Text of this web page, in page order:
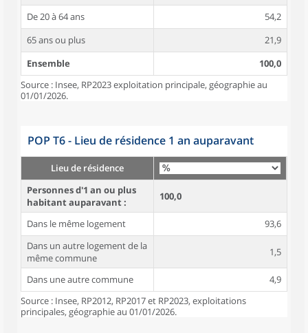
De 20 à 64 ans
54,2
65 ans ou plus
21,9
Ensemble
100,0
Source : Insee, RP2023 exploitation principale, géographie au
01/01/2026.
POP T6 - Lieu de résidence 1 an auparavant
Lieu de résidence
Personnes d'1 an ou plus
habitant auparavant :
100,0
Dans le même logement
93,6
Dans un autre logement de la
même commune
1,5
Dans une autre commune
4,9
Source : Insee, RP2012, RP2017 et RP2023, exploitations
principales, géographie au 01/01/2026.